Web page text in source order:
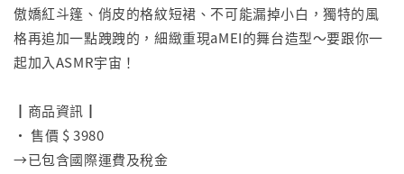
傲嬌紅斗篷、俏皮的格紋短裙、不可能漏掉小白，獨特的風
格再追加一點跩跩的，細緻重現aMEI的舞台造型～要跟你一
起加入ASMR宇宙！
┃商品資訊┃
• 售價 $ 3980
→已包含國際運費及稅金